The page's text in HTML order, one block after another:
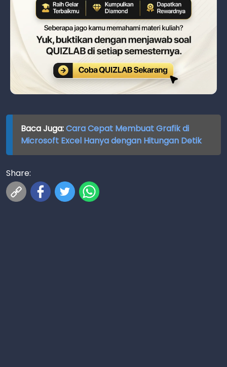
Baca Juga:Cara Cepat Membuat Grafik di
Microsoft Excel Hanya dengan Hitungan Detik
Share: